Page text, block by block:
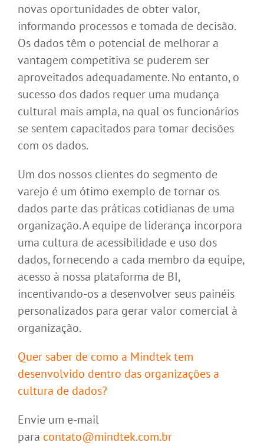
novas oportunidades de obter valor,
informando processos e tomada de decisão.
Os dados têm o potencial de melhorar a
vantagem competitiva se puderem ser
aproveitados adequadamente. No entanto, o
sucesso dos dados requer uma mudança
cultural mais ampla, na qual os funcionários
se sentem capacitados para tomar decisões
com os dados.
Um dos nossos clientes do segmento de
varejo é um ótimo exemplo de tornar os
dados parte das práticas cotidianas de uma
organização. A equipe de liderança incorpora
uma cultura de acessibilidade e uso dos
dados, fornecendo a cada membro da equipe,
acesso à nossa plataforma de BI,
incentivando-os a desenvolver seus painéis
personalizados para gerar valor comercial à
organização.
Quer saber de como a Mindtek tem
desenvolvido dentro das organizações a
cultura de dados?
Envie um e-mail
para contato@mindtek.com.br